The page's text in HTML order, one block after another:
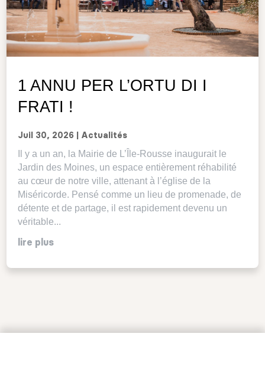
1 ANNU PER L’ORTU DI I
FRATI !
Juil 30, 2026 Actualités
Il y a un an, la Mairie de L’Île-Rousse inaugurait le
Jardin des Moines, un espace entièrement réhabilité
au cœur de notre ville, attenant à l’église de la
Miséricorde. Pensé comme un lieu de promenade, de
détente et de partage, il est rapidement devenu un
véritable...
lire plus